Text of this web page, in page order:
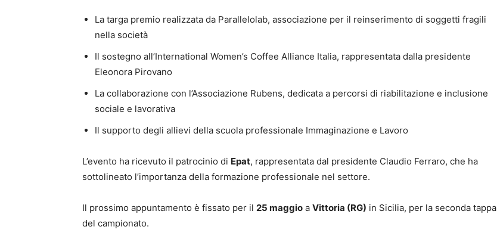
La targa premio realizzata da Parallelolab, associazione per il reinserimento di soggetti fragili
nella società
Il sostegno all’International Women’s Coffee Alliance Italia, rappresentata dalla presidente
Eleonora Pirovano
La collaborazione con l’Associazione Rubens, dedicata a percorsi di riabilitazione e inclusione
sociale e lavorativa
Il supporto degli allievi della scuola professionale Immaginazione e Lavoro
L’evento ha ricevuto il patrocinio di Epat, rappresentata dal presidente Claudio Ferraro, che ha
sottolineato l’importanza della formazione professionale nel settore.
Il prossimo appuntamento è fissato per il 25 maggio a Vittoria (RG) in Sicilia, per la seconda tappa
del campionato.